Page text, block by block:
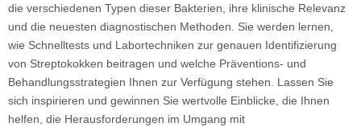
die verschiedenen Typen dieser Bakterien, ihre klinische Relevanz
und die neuesten diagnostischen Methoden. Sie werden lernen,
wie Schnelltests und Labortechniken zur genauen Identifizierung
von Streptokokken beitragen und welche Präventions- und
Behandlungsstrategien Ihnen zur Verfügung stehen. Lassen Sie
sich inspirieren und gewinnen Sie wertvolle Einblicke, die Ihnen
helfen, die Herausforderungen im Umgang mit